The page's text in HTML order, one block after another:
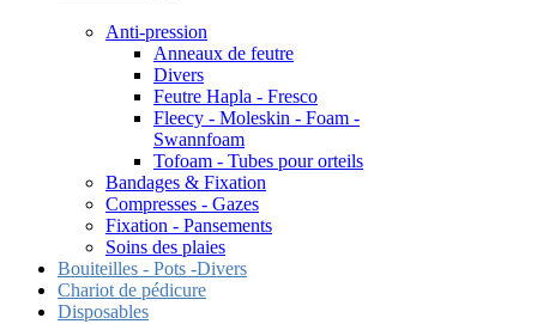
Anti-pression
Anneaux de feutre
Divers
Feutre Hapla - Fresco
Fleecy - Moleskin - Foam -
Swannfoam
Tofoam - Tubes pour orteils
Bandages & Fixation
Compresses - Gazes
Fixation - Pansements
Soins des plaies
Bouiteilles - Pots -Divers
Chariot de pédicure
Disposables